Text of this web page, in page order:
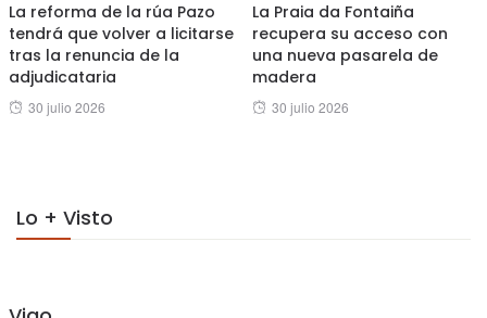
La reforma de la rúa Pazo
tendrá que volver a licitarse
tras la renuncia de la
adjudicataria
Posted
30 julio 2026
La Praia da Fontaiña
recupera su acceso con
una nueva pasarela de
madera
Posted
30 julio 2026
Lo + Visto